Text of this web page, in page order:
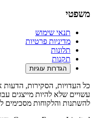
משפטי
תנאי שימוש
מדיניות פרטיות
תלונות
תקנות
הגדרות עוגיות
כל העדויות, הסקירות,
עשויים שלא להיות מייצגים
להשתנות והלקוחות מסכימים